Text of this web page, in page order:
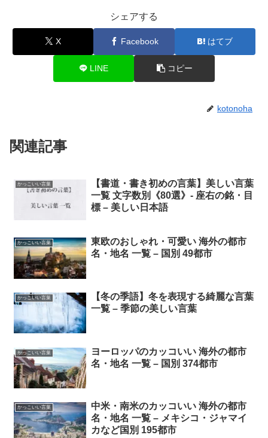
シェアする
X Facebook はてブ
LINE コピー
kotonoha
関連記事
かっこいい言葉
【書道・書き初めの言葉】美しい言葉
一覧 文字数別《80選》- 座右の銘・目
標 – 美しい日本語
かっこいい言葉
東欧のおしゃれ・可愛い 海外の都市
名・地名 一覧 – 国別 49都市
かっこいい言葉
【冬の季語】冬を表現する綺麗な言葉
一覧 – 季節の美しい言葉
かっこいい言葉
ヨーロッパのカッコいい 海外の都市
名・地名 一覧 – 国別 374都市
かっこいい言葉
中米・南米のカッコいい 海外の都市
名・地名 一覧 – メキシコ・ジャマイ
カなど国別 195都市